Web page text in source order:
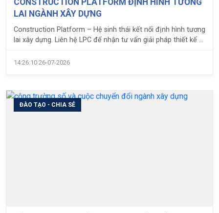
LAI NGÀNH XÂY DỰNG
Construction Platform – Hệ sinh thái kết nối định hình tương
lai xây dựng. Liên hệ LPC để nhận tư vấn giải pháp thiết kế &
14:26:10 26-07-2026
ĐÀO TẠO - CHIA SẺ